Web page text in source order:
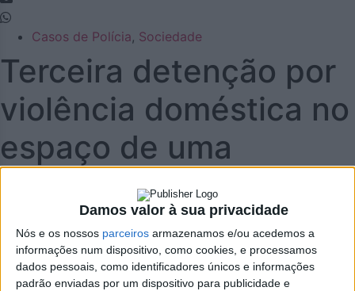
Damos valor à sua privacidade
Nós e os nossos parceiros armazenamos e/ou acedemos a
informações num dispositivo, como cookies, e processamos
dados pessoais, como identificadores únicos e informações
padrão enviadas por um dispositivo para publicidade e
Casos de Polícia, Sociedade
Terceira detenção por
violência doméstica no
espaço de uma
semana no concelho
> Homem de 41 anos foi detido por injuria e ameaças à
companheira de 54 anos.